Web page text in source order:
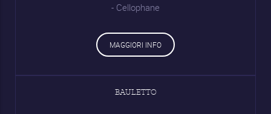
- Cellophane
MAGGIORI INFO
BAULETTO